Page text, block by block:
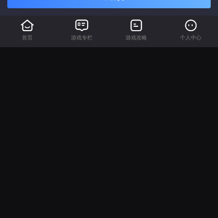
首页 游戏专栏 游戏攻略 个人中心